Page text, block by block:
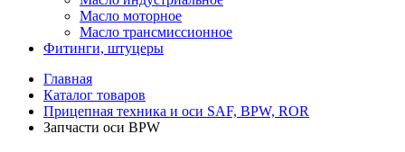
Масло моторное
Масло трансмиссионное
Фитинги, штуцеры
Главная
Каталог товаров
Прицепная техника и оси SAF, BPW, ROR
Запчасти оси BPW